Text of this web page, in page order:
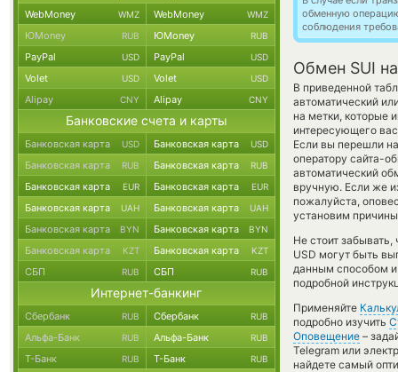
обменную
соблюдения
Обмен SUI
В приведенной
автоматический
на метки, которые
интересующего
Если вы перешли
оператору сайта-
автоматический
вручную. Если же
пожалуйста,
установим
Не стоит
USD могут быть
данным способом и
подробной
Применяйте
подробно изучить
Оповещение –
Telegram или
найдете самый
WebMoney WMZ WebMoney WMZ
ЮMoney RUB ЮMoney RUB
PayPal USD PayPal USD
Volet USD Volet USD
Alipay CNY Alipay CNY
Банковские счета и карты
Банковская карта USD Банковская карта USD
Банковская карта RUB Банковская карта RUB
Банковская карта EUR Банковская карта EUR
Банковская карта UAH Банковская карта UAH
Банковская карта BYN Банковская карта BYN
Банковская карта KZT Банковская карта KZT
СБП RUB СБП RUB
Интернет-банкинг
Сбербанк RUB Сбербанк RUB
Альфа-Банк RUB Альфа-Банк RUB
Т-Банк RUB Т-Банк RUB